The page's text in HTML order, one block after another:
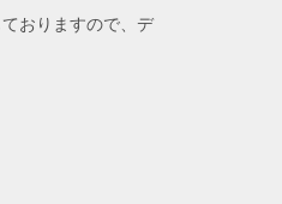
おりますので、デ